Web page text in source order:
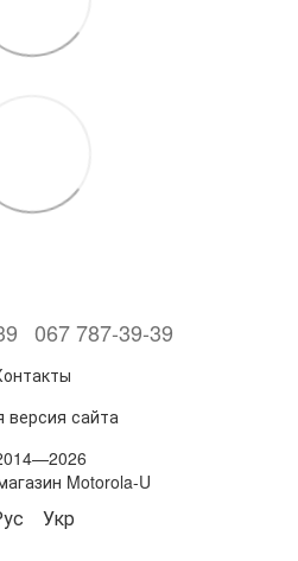
067 787-39-39
версия сайта
Motorola-U
Укр